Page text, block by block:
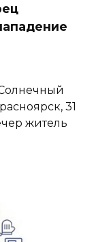
31
житель